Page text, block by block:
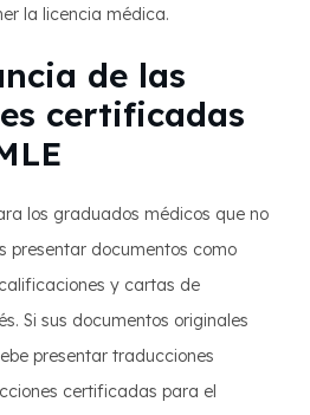
la licencia médica.
de las
certificadas
los graduados médicos que no
presentar documentos como
y cartas de
Si sus documentos originales
presentar traducciones
certificadas para el